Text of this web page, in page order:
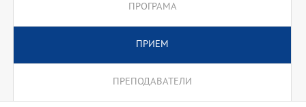
ПРОГРАМА
ПРИЕМ
ПРЕПОДАВАТЕЛИ